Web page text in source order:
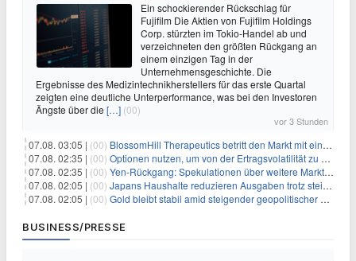
Ein schockierender Rückschlag für
Fujifilm Die Aktien von Fujifilm Holdings
Corp. stürzten im Tokio-Handel ab und
verzeichneten den größten Rückgang an
einem einzigen Tag in der
Unternehmensgeschichte. Die
Ergebnisse des Medizintechnikherstellers für das erste Quartal
zeigten eine deutliche Unterperformance, was bei den Investoren
Ängste über die […] (00)
vor 3 Stunden
07.08. 03:05 | (00) BlossomHill Therapeutics betritt den Markt mit einem IPO-Boost von 150 Millionen Dollar
07.08. 02:35 | (00) Optionen nutzen, um von der Ertragsvolatilität zu profitieren
07.08. 02:35 | (00) Yen-Rückgang: Spekulationen über weitere Marktinterventionen nehmen zu
07.08. 02:05 | (00) Japans Haushalte reduzieren Ausgaben trotz steigender Löhne: Ein Warnsignal für das Wachstum
07.08. 02:05 | (00) Gold bleibt stabil amid steigender geopolitischer Spannungen im Persischen Golf
BUSINESS/PRESSE